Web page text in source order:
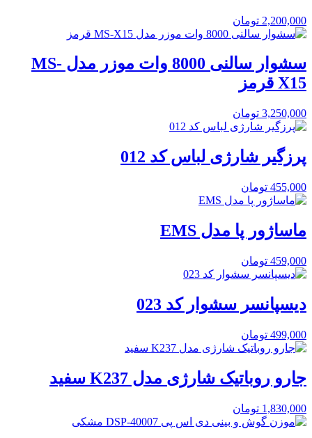
2,200,000 تومان
سشوار سالنی 8000 وات موزر مدل MS-
X15 قرمز
3,250,000 تومان
پرزگیر شارژی لباس کد 012
455,000 تومان
ماساژور پا مدل EMS
459,000 تومان
دیسپانسر سشوار کد 023
499,000 تومان
جارو روباتیک شارژی مدل K237 سفید
1,830,000 تومان